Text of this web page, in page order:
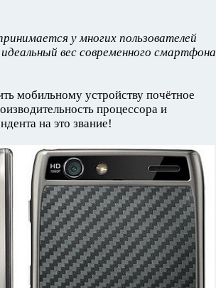
у многих пользователей
вес современного смартфона
мобильному устройству почётное
процессора и
на это звание!